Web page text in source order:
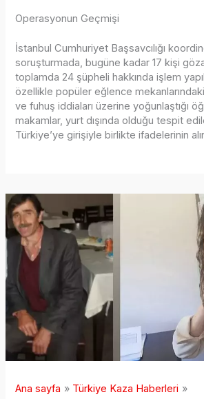
Operasyonun Geçmişi
İstanbul Cumhuriyet Başsavcılığı
soruşturmada, bugüne kadar 17 kişi
toplamda 24 şüpheli hakkında işlem
özellikle popüler eğlence
ve fuhuş iddiaları üzerine yoğunlaştığı
makamlar, yurt dışında olduğu tespit
Türkiye’ye girişiyle birlikte ifadelerinin
Ana sayfa
Türkiye Kaza Haberleri